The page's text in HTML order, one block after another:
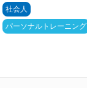
社会人
パーソナルトレーニング